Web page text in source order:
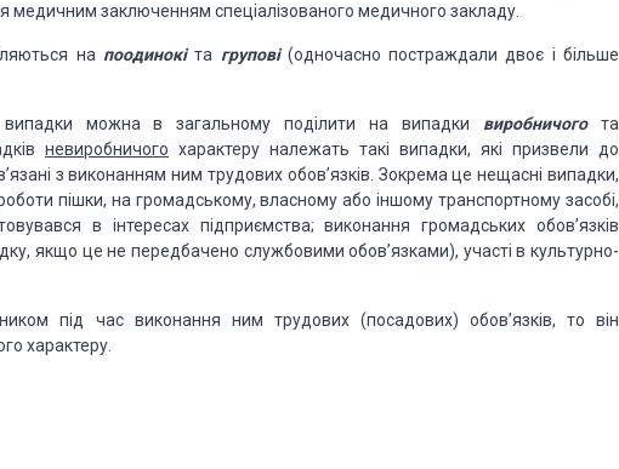
медичним заключенням спеціалізованого медичного закладу.
на поодинокіта групові(одночасно постраждали двоє і більше
можна в загальному поділити на випадки виробничогота
невиробничого характеру належать такі випадки, які призвели до
з виконанням ним трудових обов’язків. Зокрема це нещасні випадки,
пішки, на громадському, власному або іншому транспортному засобі,
в інтересах підприємства; виконання громадських обов’язків
якщо це не передбачено службовими обов’язками), участі в культурно-
під час виконання ним трудових (посадових) обов’язків, то він
характеру.